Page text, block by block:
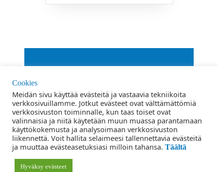
вверх
Условия
Политика конфиденциальности
Cookies
Meidän sivu käyttää evästeitä ja vastaavia tekniikoita
verkkosivuillamme. Jotkut evästeet ovat välttämättömiä
verkkosivuston toiminnalle, kun taas toiset ovat
valinnaisia ​​ja niitä käytetään muun muassa parantamaan
käyttökokemusta ja analysoimaan verkkosivuston
liikennettä. Voit hallita selaimeesi tallennettavia evästeitä
ja muuttaa evästeasetuksiasi milloin tahansa. Täältä
Hyväksy evästeet